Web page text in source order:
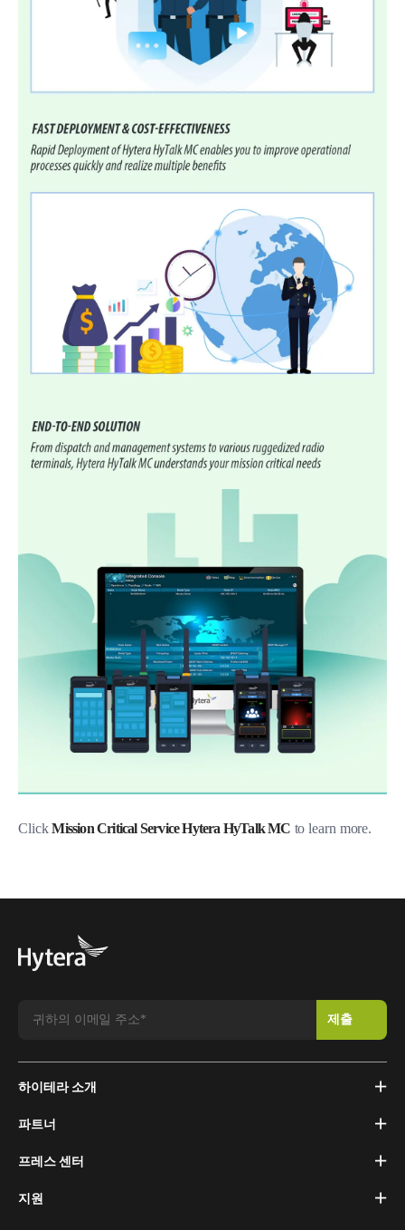
ClickMission Critical Service Hytera HyTalk MC to learn more.
하이테라 소개
파트너
프레스 센터
지원